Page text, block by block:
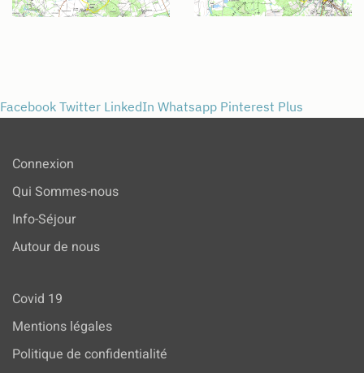
Facebook Twitter LinkedIn Whatsapp Pinterest Plus
Connexion
Qui Sommes-nous
Info-Séjour
Autour de nous
Covid 19
Mentions légales
Politique de confidentialité